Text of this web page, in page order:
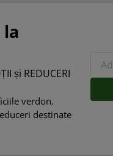
la
și REDUCERI
verdon.
destinate